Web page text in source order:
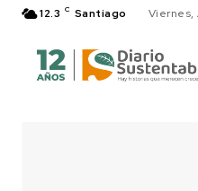
12.3 C Santiago Viernes,